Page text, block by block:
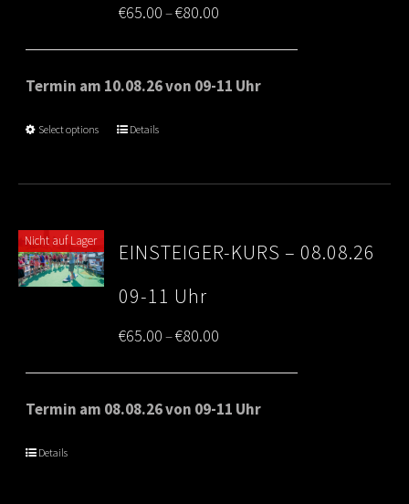
€65.00–€80.00
range:
€65.00
Termin am 10.08.26 von 09-11 Uhr
Select options Details
Nicht auf Lager
EINSTEIGER-KURS – 08.08.26
09-11 Uhr
€65.00–€80.00
range:
€65.00
Termin am 08.08.26 von 09-11 Uhr
Details